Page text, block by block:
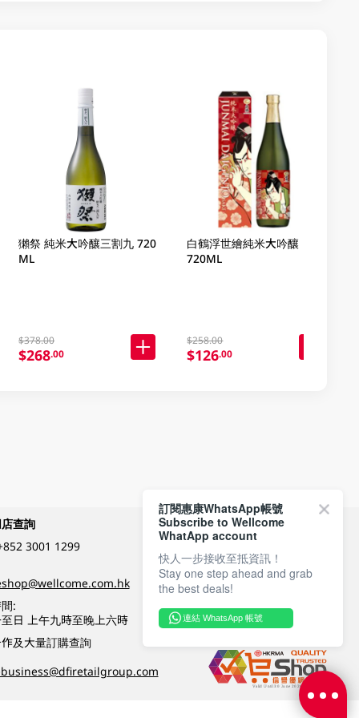
獺祭 純米大吟釀三割九 720
ML
$378.00
$268.00
白鶴浮世繪純米大吟釀
720ML
$258.00
$126.00
查詢
3001 1299
:
日 上午九時至晚上六時
及大量訂購查詢
付款方式
關注我們
訂閱惠康WhatsApp帳號
Subscribe to Wellcome
WhatApp account
快人一步接收至抵資訊！
Stay one step ahead and grab
the best deals!
連結 WhatsApp 帳號